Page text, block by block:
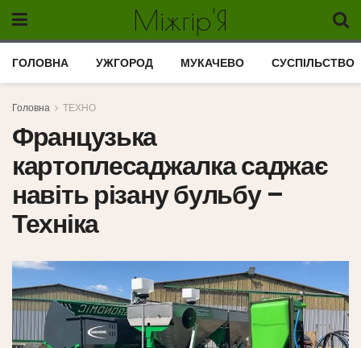
Міжгір'Я
ГОЛОВНА УЖГОРОД МУКАЧЕВО СУСПІЛЬСТВО
Головна ТЕХНО
Французька
картоплесаджалка саджає
навіть різану бульбу –
Техніка